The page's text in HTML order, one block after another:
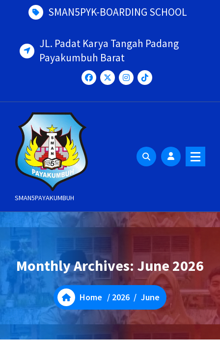
SMAN5PYK-BOARDING SCHOOL
JL. Padat Karya Tangah Padang
Payakumbuh Barat
SMAN5PAYAKUMBUH
Monthly Archives: June 2026
Home / 2026/ June